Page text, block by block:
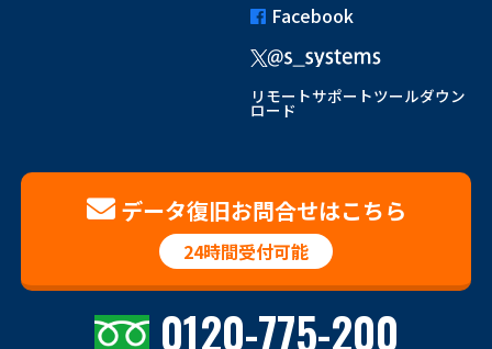
Facebook
リモートサポートツールダウン
ロード
データ復旧お問合せはこちら
24時間受付可能
0120-775-200